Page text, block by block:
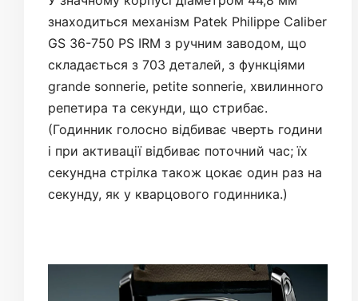
знаходиться механізм Patek Philippe Caliber
GS 36-750 PS IRM з ручним заводом, що
складається з 703 деталей, з функціями
grande sonnerie, petite sonnerie, хвилинного
репетира та секунди, що стрибає.
(Годинник голосно відбиває чверть години
і при активації відбиває поточний час; їх
секундна стрілка також цокає один раз на
секунду, як у кварцового годинника.)